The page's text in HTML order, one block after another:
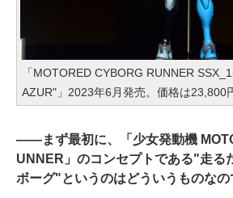
「MOTORED CYBORG RUNNER
AZUR"」2023年6月発売。価格は23,800
――まず最初に、「少女発動機
UNNER」のコンセプトである"走る
ボーグ"というのはどういうものなの